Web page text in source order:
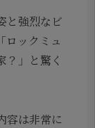
と強烈なビ
ロックミュ
」と驚く
容は非常に